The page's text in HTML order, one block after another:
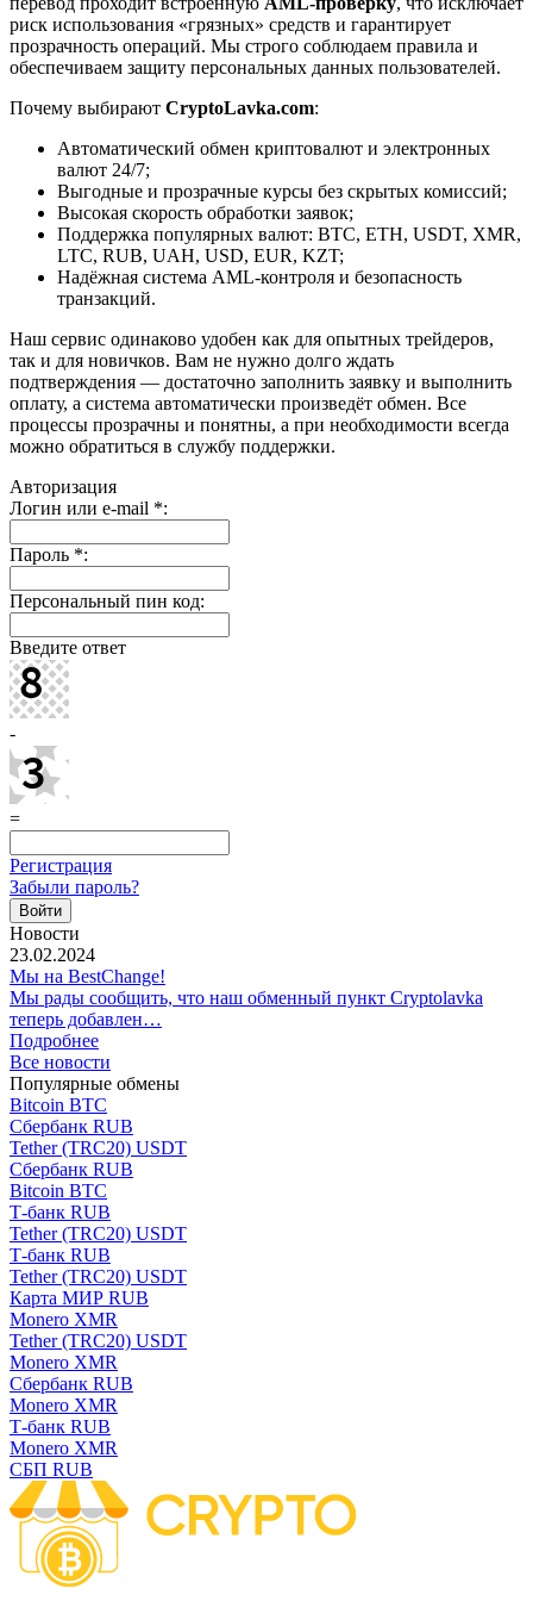
риск использования «грязных» средств и гарантирует
прозрачность операций. Мы строго соблюдаем правила и
обеспечиваем защиту персональных данных пользователей.
Почему выбирают CryptoLavka.com:
Автоматический обмен криптовалют и электронных
валют 24/7;
Выгодные и прозрачные курсы без скрытых комиссий;
Высокая скорость обработки заявок;
Поддержка популярных валют: BTC, ETH, USDT, XMR,
LTC, RUB, UAH, USD, EUR, KZT;
Надёжная система AML-контроля и безопасность
транзакций.
Наш сервис одинаково удобен как для опытных трейдеров,
так и для новичков. Вам не нужно долго ждать
подтверждения — достаточно заполнить заявку и выполнить
оплату, а система автоматически произведёт обмен. Все
процессы прозрачны и понятны, а при необходимости всегда
можно обратиться в службу поддержки.
Авторизация
Логин или e-mail *:
Пароль *:
Персональный пин код:
Введите ответ
-
=
Регистрация
Забыли пароль?
Новости
23.02.2024
Мы на BestChange!
Мы рады сообщить, что наш обменный пункт Cryptolavka
теперь добавлен…
Подробнее
Все новости
Популярные обмены
Bitcoin BTC
Сбербанк RUB
Tether (TRC20) USDT
Сбербанк RUB
Bitcoin BTC
Т-банк RUB
Tether (TRC20) USDT
Т-банк RUB
Tether (TRC20) USDT
Карта МИР RUB
Monero XMR
Tether (TRC20) USDT
Monero XMR
Сбербанк RUB
Monero XMR
Т-банк RUB
Monero XMR
СБП RUB